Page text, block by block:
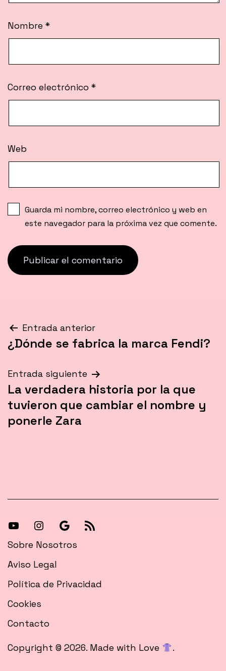
Nombre *
Correo electrónico *
Web
Guarda mi nombre, correo electrónico y web en
este navegador para la próxima vez que comente.
Navegación
de
entradas
Entrada anterior
¿Dónde se fabrica la marca Fendi?
Entrada siguiente
La verdadera historia por la que
tuvieron que cambiar el nombre y
ponerle Zara
Copyright © 2026. Made with Love .
[27-
icon
icon=»fa
fa-
instagram»]
[27-
icon
icon=»fa
fa-
Síguenos
en
Newsfa-
Sobre Nosotros
Aviso Legal
Política de Privacidad
Cookies
Contacto